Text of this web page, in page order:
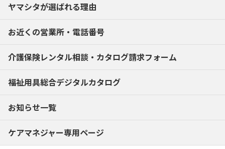
ヤマシタが選ばれる理由
お近くの営業所・電話番号
介護保険レンタル相談・ カタログ請求フォーム
福祉用具総合デジタルカタログ
お知らせ一覧
ケアマネジャー専用ページ